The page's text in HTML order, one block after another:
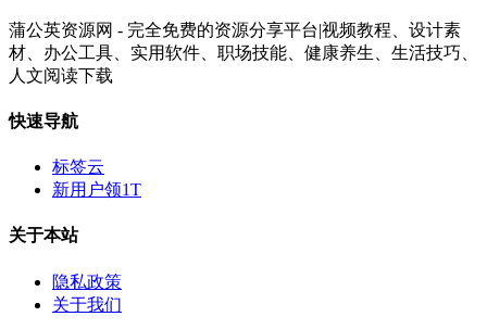
蒲公英资源网 - 完全免费的资源分享平台|视频教程、设计素
材、办公工具、实用软件、职场技能、健康养生、生活技巧、
人文阅读下载
快速导航
标签云
新用户领1T
关于本站
隐私政策
关于我们